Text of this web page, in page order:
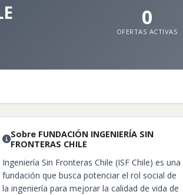
0
OFERTAS ACTIVAS
Sobre FUNDACIÓN INGENIERÍA SIN
FRONTERAS CHILE
Ingeniería Sin Fronteras Chile (ISF Chile) es una
fundación que busca potenciar el rol social de
la ingeniería para mejorar la calidad de vida de